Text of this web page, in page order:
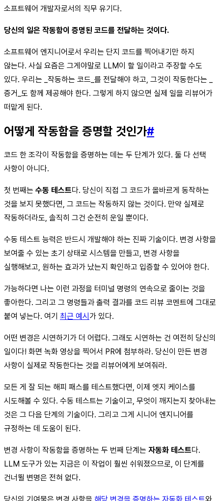
소프트웨어 개발자로서의 직무 유기다.
당신의 일은 작동함이 증명된 코드를 전달하는 것이다.
소프트웨어 엔지니어로서 우리는 단지 코드를 찍어내기만 하지
않는다. 사실 요즘은 그게야말로 LLM이 할 일이라고 주장할 수도
있다. 우리는 _작동하는 코드_를 전달해야 하고, 그것이 작동한다는 _
증거_도 함께 제공해야 한다. 그렇게 하지 않으면 실제 일을 리뷰어가
떠맡게 된다.
어떻게 작동함을 증명할 것인가#
코드 한 조각이 작동함을 증명하는 데는 두 단계가 있다. 둘 다 선택
사항이 아니다.
첫 번째는 수동 테스트다. 당신이 직접 그 코드가 올바르게 동작하는
것을 보지 못했다면, 그 코드는 작동하지 않는 것이다. 만약 실제로
작동하더라도, 솔직히 그건 순전히 운일 뿐이다.
수동 테스트 능력은 반드시 개발해야 하는 진짜 기술이다. 변경 사항을
보여줄 수 있는 초기 상태로 시스템을 만들고, 변경 사항을
실행해보고, 원하는 효과가 났는지 확인하고 입증할 수 있어야 한다.
가능하다면 나는 이런 과정을 터미널 명령의 연속으로 줄이는 것을
좋아한다. 그리고 그 명령들과 출력 결과를 코드 리뷰 코멘트에 그대로
붙여 넣는다. 여기 최근 예시 가 있다.
어떤 변경은 시연하기가 더 어렵다. 그래도 시연하는 건 여전히 당신의
일이다! 화면 녹화 영상을 찍어서 PR에 첨부하라. 당신이 만든 변경
사항이 실제로 작동한다는 것을 리뷰어에게 보여줘라.
모든 게 잘 되는 해피 패스를 테스트했다면, 이제 엣지 케이스를
시도해볼 수 있다. 수동 테스트는 기술이고, 무엇이 깨지는지 찾아내는
것은 그 다음 단계의 기술이다. 그리고 그게 시니어 엔지니어를
규정하는 데 도움이 된다.
변경 사항이 작동함을 증명하는 두 번째 단계는 자동화 테스트다.
LLM 도구가 있는 지금은 이 작업이 훨씬 쉬워졌으므로, 이 단계를
건너뛸 변명은 전혀 없다.
당신의 기여물은 변경 사항을 해당 변경을 증명하는 자동화 테스트와